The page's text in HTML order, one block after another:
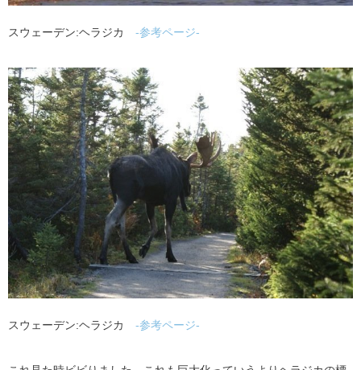
スウェーデン:ヘラジカ -参考ページ-
スウェーデン:ヘラジカ -参考ページ-